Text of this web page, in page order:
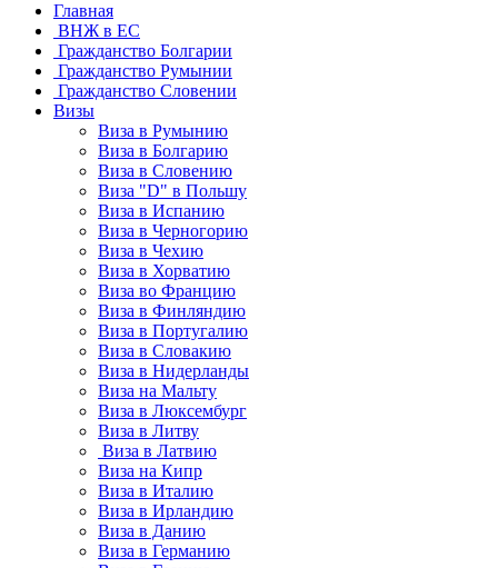
Главная
ВНЖ в ЕС
Гражданство Болгарии
Гражданство Румынии
Гражданство Словении
Визы
Виза в Румынию
Виза в Болгарию
Виза в Словению
Виза "D" в Польшу
Виза в Испанию
Виза в Черногорию
Виза в Чехию
Виза в Хорватию
Виза во Францию
Виза в Финляндию
Виза в Португалию
Виза в Словакию
Виза в Нидерланды
Виза на Мальту
Виза в Люксембург
Виза в Литву
Виза в Латвию
Виза на Кипр
Виза в Италию
Виза в Ирландию
Виза в Данию
Виза в Германию